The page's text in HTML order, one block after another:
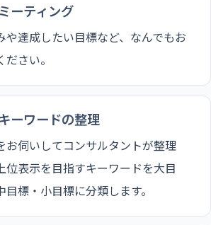
ーティング
や達成したい目標など、なんでもお
ださい。
ーワードの整理
お伺いしてコンサルタントが整理
位表示を目指すキーワードを大目
目標・小目標に分類します。